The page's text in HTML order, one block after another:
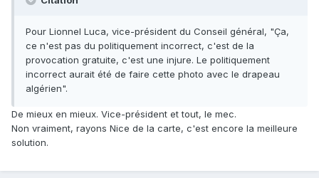
Pour Lionnel Luca, vice-président du Conseil général, "Ça,
ce n'est pas du politiquement incorrect, c'est de la
provocation gratuite, c'est une injure. Le politiquement
incorrect aurait été de faire cette photo avec le drapeau
algérien".
De mieux en mieux. Vice-président et tout, le mec.
Non vraiment, rayons Nice de la carte, c'est encore la meilleure
solution.